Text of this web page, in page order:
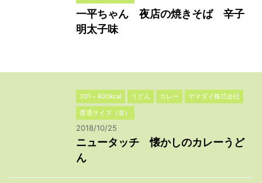
一平ちゃん 夜店の焼きそば 辛子
明太子味
301～400kcal うどん カレー
ヤマダイ株式会社
普通サイズ（並）
2018/10/25
ニュータッチ 懐かしのカレーうど
ん